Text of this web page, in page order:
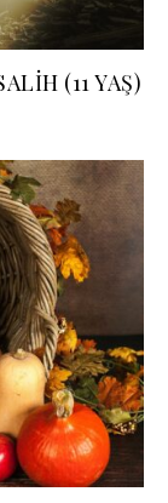
(11 YAŞ)